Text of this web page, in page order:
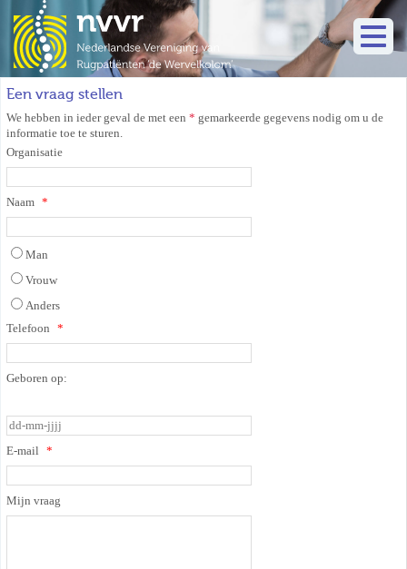
Een vraag stellen
We hebben in ieder geval de met een * gemarkeerde gegevens nodig om u de
informatie toe te sturen.
Organisatie
Naam
Man
Vrouw
Anders
Telefoon
Geboren op:
E-mail
Mijn vraag